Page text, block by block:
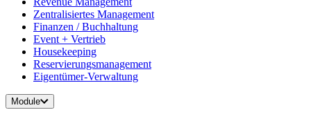
Zentralisiertes Management
Finanzen / Buchhaltung
Event + Vertrieb
Housekeeping
Reservierungsmanagement
Eigentümer-Verwaltung
Module